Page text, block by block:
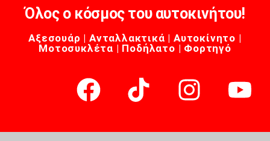
Όλος ο κόσμος του αυτοκινήτου!
Αξεσουάρ | Ανταλλακτικά | Αυτοκίνητο |
Μοτοσυκλέτα | Ποδήλατο | Φορτηγό